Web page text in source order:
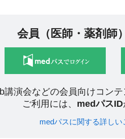
会員（医師・薬剤師
講演会などの会員向けコン
ご利用には、 medパスID
medパスに関する詳しい